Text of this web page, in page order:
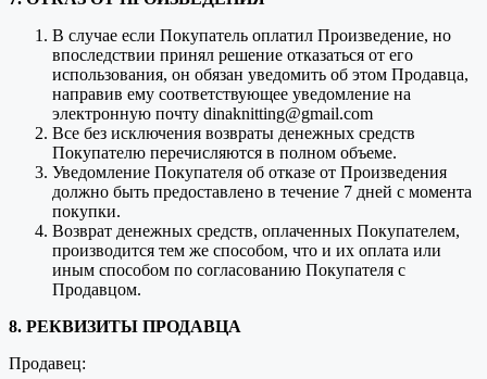
В случае если Покупатель оплатил Произведение, но
впоследствии принял решение отказаться от его
использования, он обязан уведомить об этом Продавца,
направив ему соответствующее уведомление на
электронную почту dinaknitting@gmail.com
Все без исключения возвраты денежных средств
Покупателю перечисляются в полном объеме.
Уведомление Покупателя об отказе от Произведения
должно быть предоставлено в течение 7 дней с момента
покупки.
Возврат денежных средств, оплаченных Покупателем,
производится тем же способом, что и их оплата или
иным способом по согласованию Покупателя с
Продавцом.
8. РЕКВИЗИТЫ ПРОДАВЦА
Продавец: